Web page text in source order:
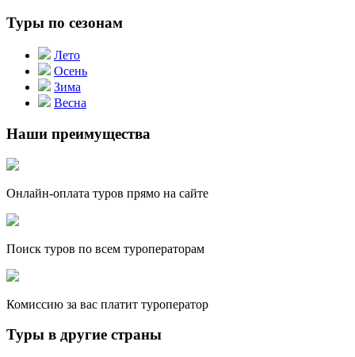
Туры по сезонам
Лето
Осень
Зима
Весна
Наши преимущества
Онлайн-оплата туров прямо на сайте
Поиск туров по всем туроператорам
Комиссию за вас платит туроператор
Туры в другие страны